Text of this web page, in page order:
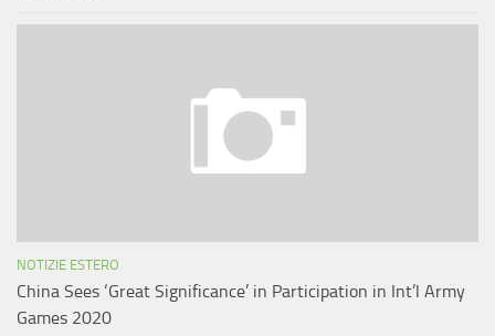
NOTIZIE ESTERO
China Sees ‘Great Significance’ in Participation in Int’l Army
Games 2020